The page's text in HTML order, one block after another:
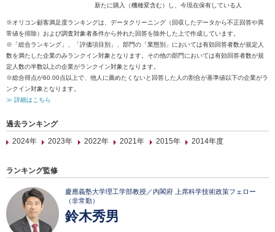
新たに購入（機種変含む）し、今現在保有している人
※オリコン顧客満足度ランキングは、データクリーニング（回収したデータから不正回答や異
常値を排除）および調査対象者条件から外れた回答を除外した上で作成しています。
※「総合ランキング」、「評価項目別」、部門の「業態別」においては有効回答者数が規定人
数を満たした企業のみランクイン対象となります。その他の部門においては有効回答者数が規
定人数の半数以上の企業がランクイン対象となります。
※総合得点が60.00点以上で、他人に薦めたくないと回答した人の割合が基準値以下の企業がラ
ンクイン対象となります。
≫ 詳細はこちら
過去ランキング
2024年
2023年 2022年 2021年 2015年 2014年度
ランキング監修
慶應義塾大学理工学部教授／内閣府 上席科学技術政策フェロー
（非常勤）
鈴木秀男